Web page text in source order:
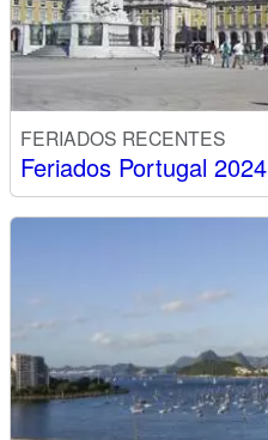
FERIADOS RECENTES
Feriados Portugal 2024